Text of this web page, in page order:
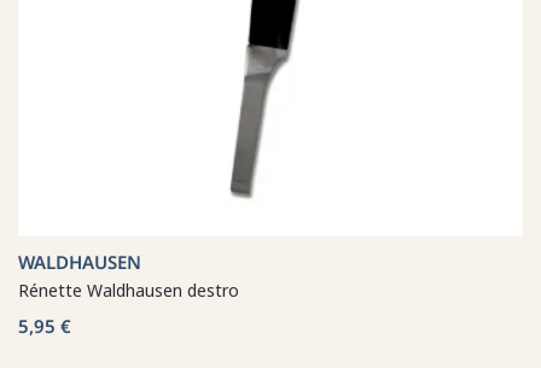
WALDHAUSEN
Rénette Waldhausen destro
5,95 €